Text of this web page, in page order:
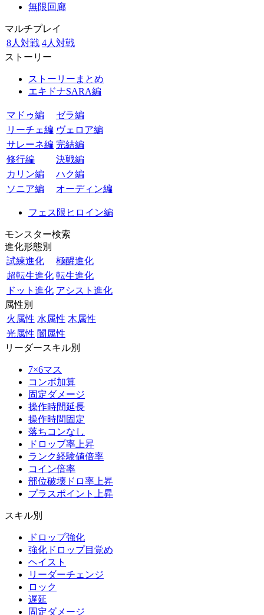
無限回廊
マルチプレイ
8人対戦 4人対戦
ストーリー
ストーリーまとめ
エキドナSARA編
マドゥ編
ゼラ編
リーチェ編 ヴェロア編
サレーネ編 完結編
修行編
決戦編
カリン編
ハク編
ソニア編
オーディン編
フェス限ヒロイン編
モンスター検索
進化形態別
試練進化
極醒進化
超転生進化 転生進化
ドット進化 アシスト進化
属性別
火属性 水属性 木属性
光属性 闇属性
リーダースキル別
7×6マス
コンボ加算
固定ダメージ
操作時間延長
操作時間固定
落ちコンなし
ドロップ率上昇
ランク経験値倍率
コイン倍率
部位破壊ドロ率上昇
プラスポイント上昇
スキル別
ドロップ強化
強化ドロップ目覚め
ヘイスト
リーダーチェンジ
ロック
遅延
固定ダメージ